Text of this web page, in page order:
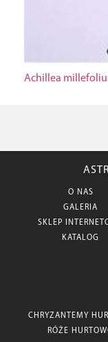
Achillea
O NAS
GALERIA
SKLEP
KATALOG
CHRYZANTEMY
RÓŻE